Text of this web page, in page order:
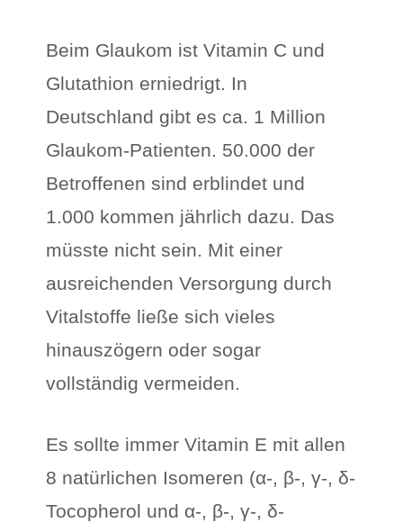
Beim Glaukom ist Vitamin C und
Glutathion erniedrigt. In
Deutschland gibt es ca. 1 Million
Glaukom-Patienten. 50.000 der
Betroffenen sind erblindet und
1.000 kommen jährlich dazu. Das
müsste nicht sein. Mit einer
ausreichenden Versorgung durch
Vitalstoffe ließe sich vieles
hinauszögern oder sogar
vollständig vermeiden.
Es sollte immer Vitamin E mit allen
8 natürlichen Isomeren (α-, β-, γ-, δ-
Tocopherol und α-, β-, γ-, δ-